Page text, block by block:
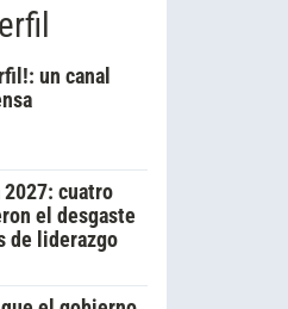
un canal
2027: cuatro
el desgaste
de liderazgo